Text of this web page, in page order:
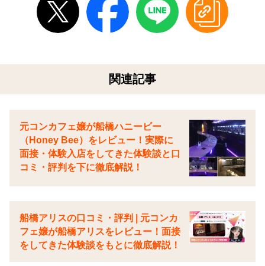
関連記事
元コンカフェ嬢が船橋ハニービー
（Honey Bee）をレビュー！実際に
面接・体験入店をしてきた体験談と口
コミ・評判を下に徹底解説！
船橋アリスの口コミ・評判 | 元コンカ
フェ嬢が船橋アリスをレビュー！面接
をしてきた体験談をもとに徹底解説！